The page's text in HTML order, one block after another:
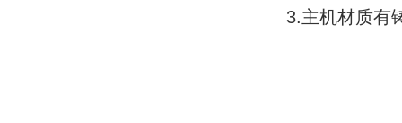
3.主机材质有